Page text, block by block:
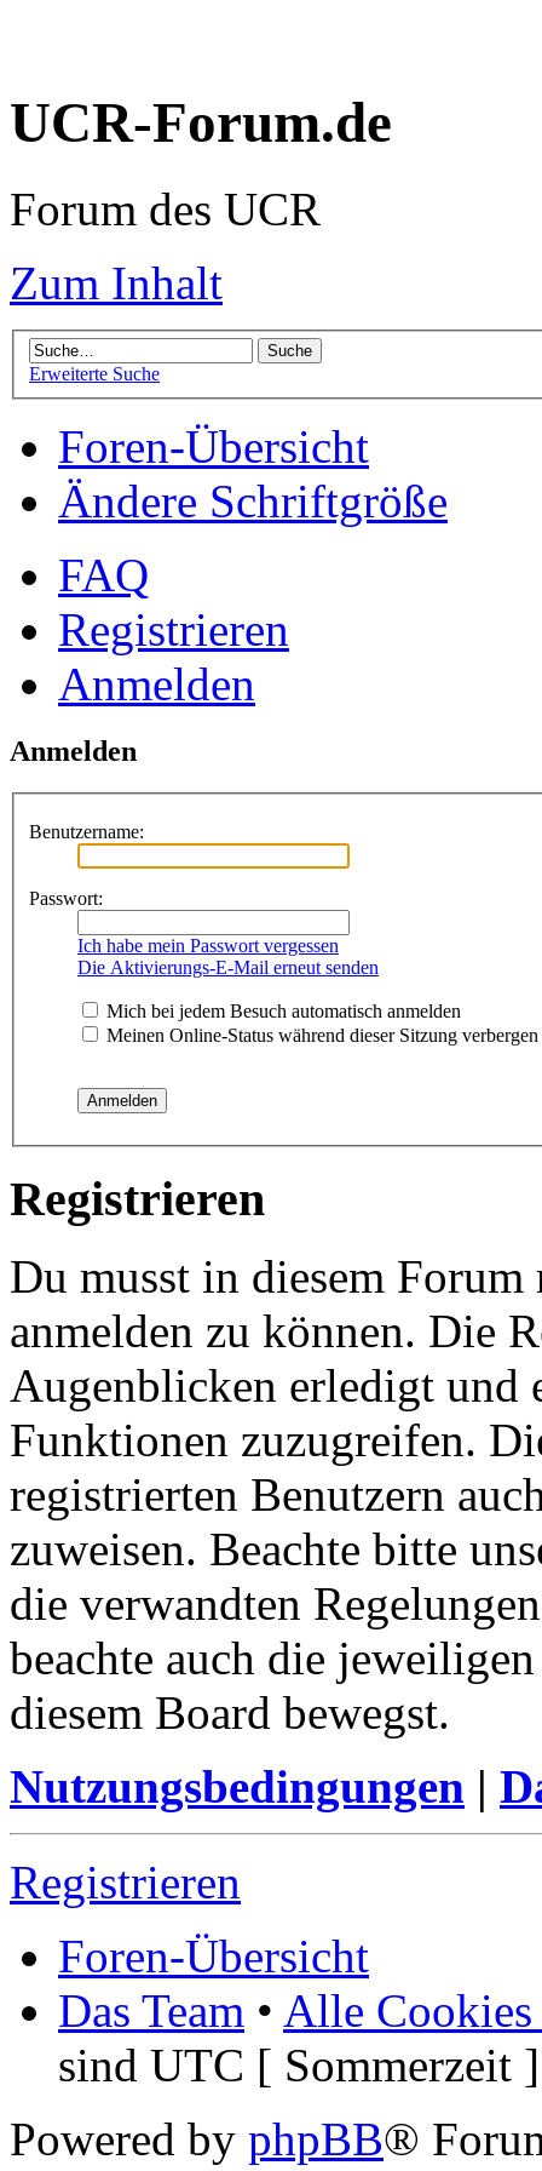
UCR-Forum.de
Forum des UCR
Zum Inhalt
Erweiterte Suche
Foren-Übersicht
Ändere Schriftgröße
FAQ
Registrieren
Anmelden
Anmelden
Benutzername:
Passwort:
Ich habe mein Passwort vergessen
Die Aktivierungs-E-Mail erneut senden
Mich bei jedem Besuch automatisch anmelden
Meinen Online-Status während dieser Sitzung verbergen
Registrieren
Du musst in diesem
anmelden zu können. Die
Augenblicken erledigt und
Funktionen zuzugreifen.
registrierten Benutzern
zuweisen. Beachte bitte
die verwandten
beachte auch die
diesem Board bewegst.
Nutzungsbedingungen |
Registrieren
Foren-Übersicht
Das Team • Alle Cookies
sind UTC [ Sommerzeit ]
Powered by phpBB®